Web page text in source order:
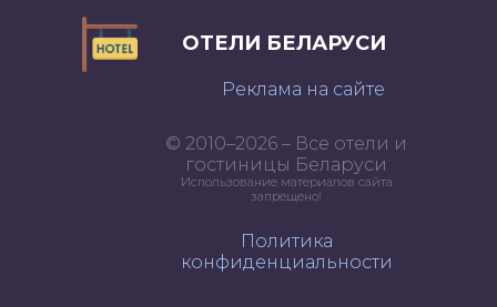
ОТЕЛИ БЕЛАРУСИ
Реклама на сайте
© 2010–2026 – Все отели и
гостиницы Беларуси
Использование материалов сайта
запрещено!
Политика
конфиденциальности